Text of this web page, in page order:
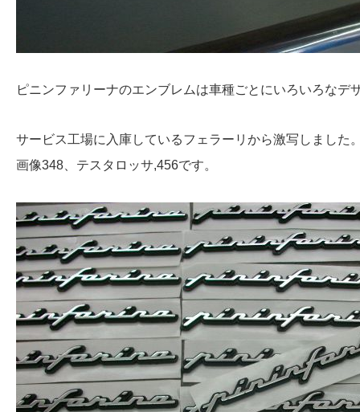
ピニンファリーナのエンブレムは車種ごとにいろいろなデ
サービス工場に入庫しているフェラーリから激写しました
画像348、テスタロッサ,456です。